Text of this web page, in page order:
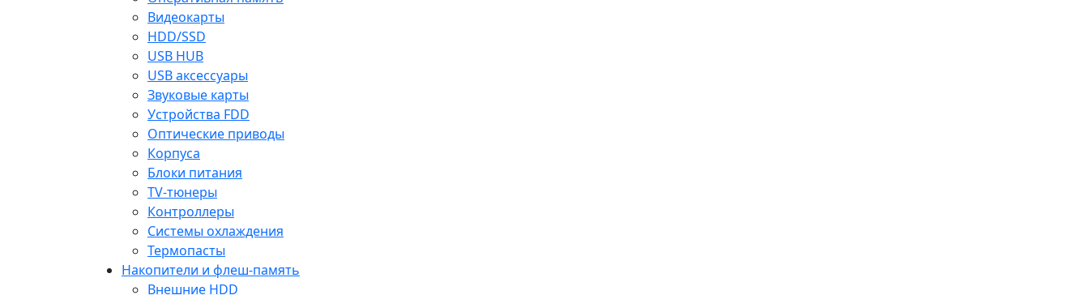
Видеокарты
HDD/SSD
USB HUB
USB аксессуары
Звуковые карты
Устройства FDD
Оптические приводы
Корпуса
Блоки питания
TV-тюнеры
Контроллеры
Системы охлаждения
Термопасты
Накопители и флеш-память
Внешние HDD